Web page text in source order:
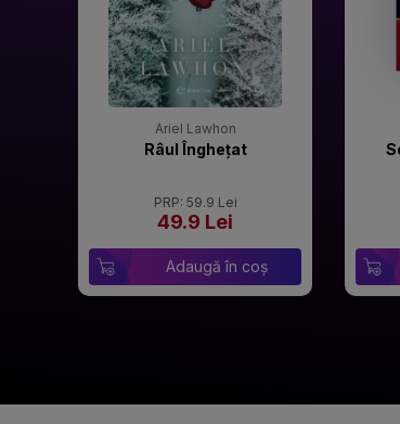
Ariel Lawhon
Râul Înghețat
PRP: 59.9 Lei
49.9 Lei
Adaugă în coș